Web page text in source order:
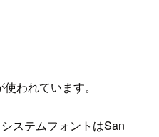
使われています。
ステムフォントはSan